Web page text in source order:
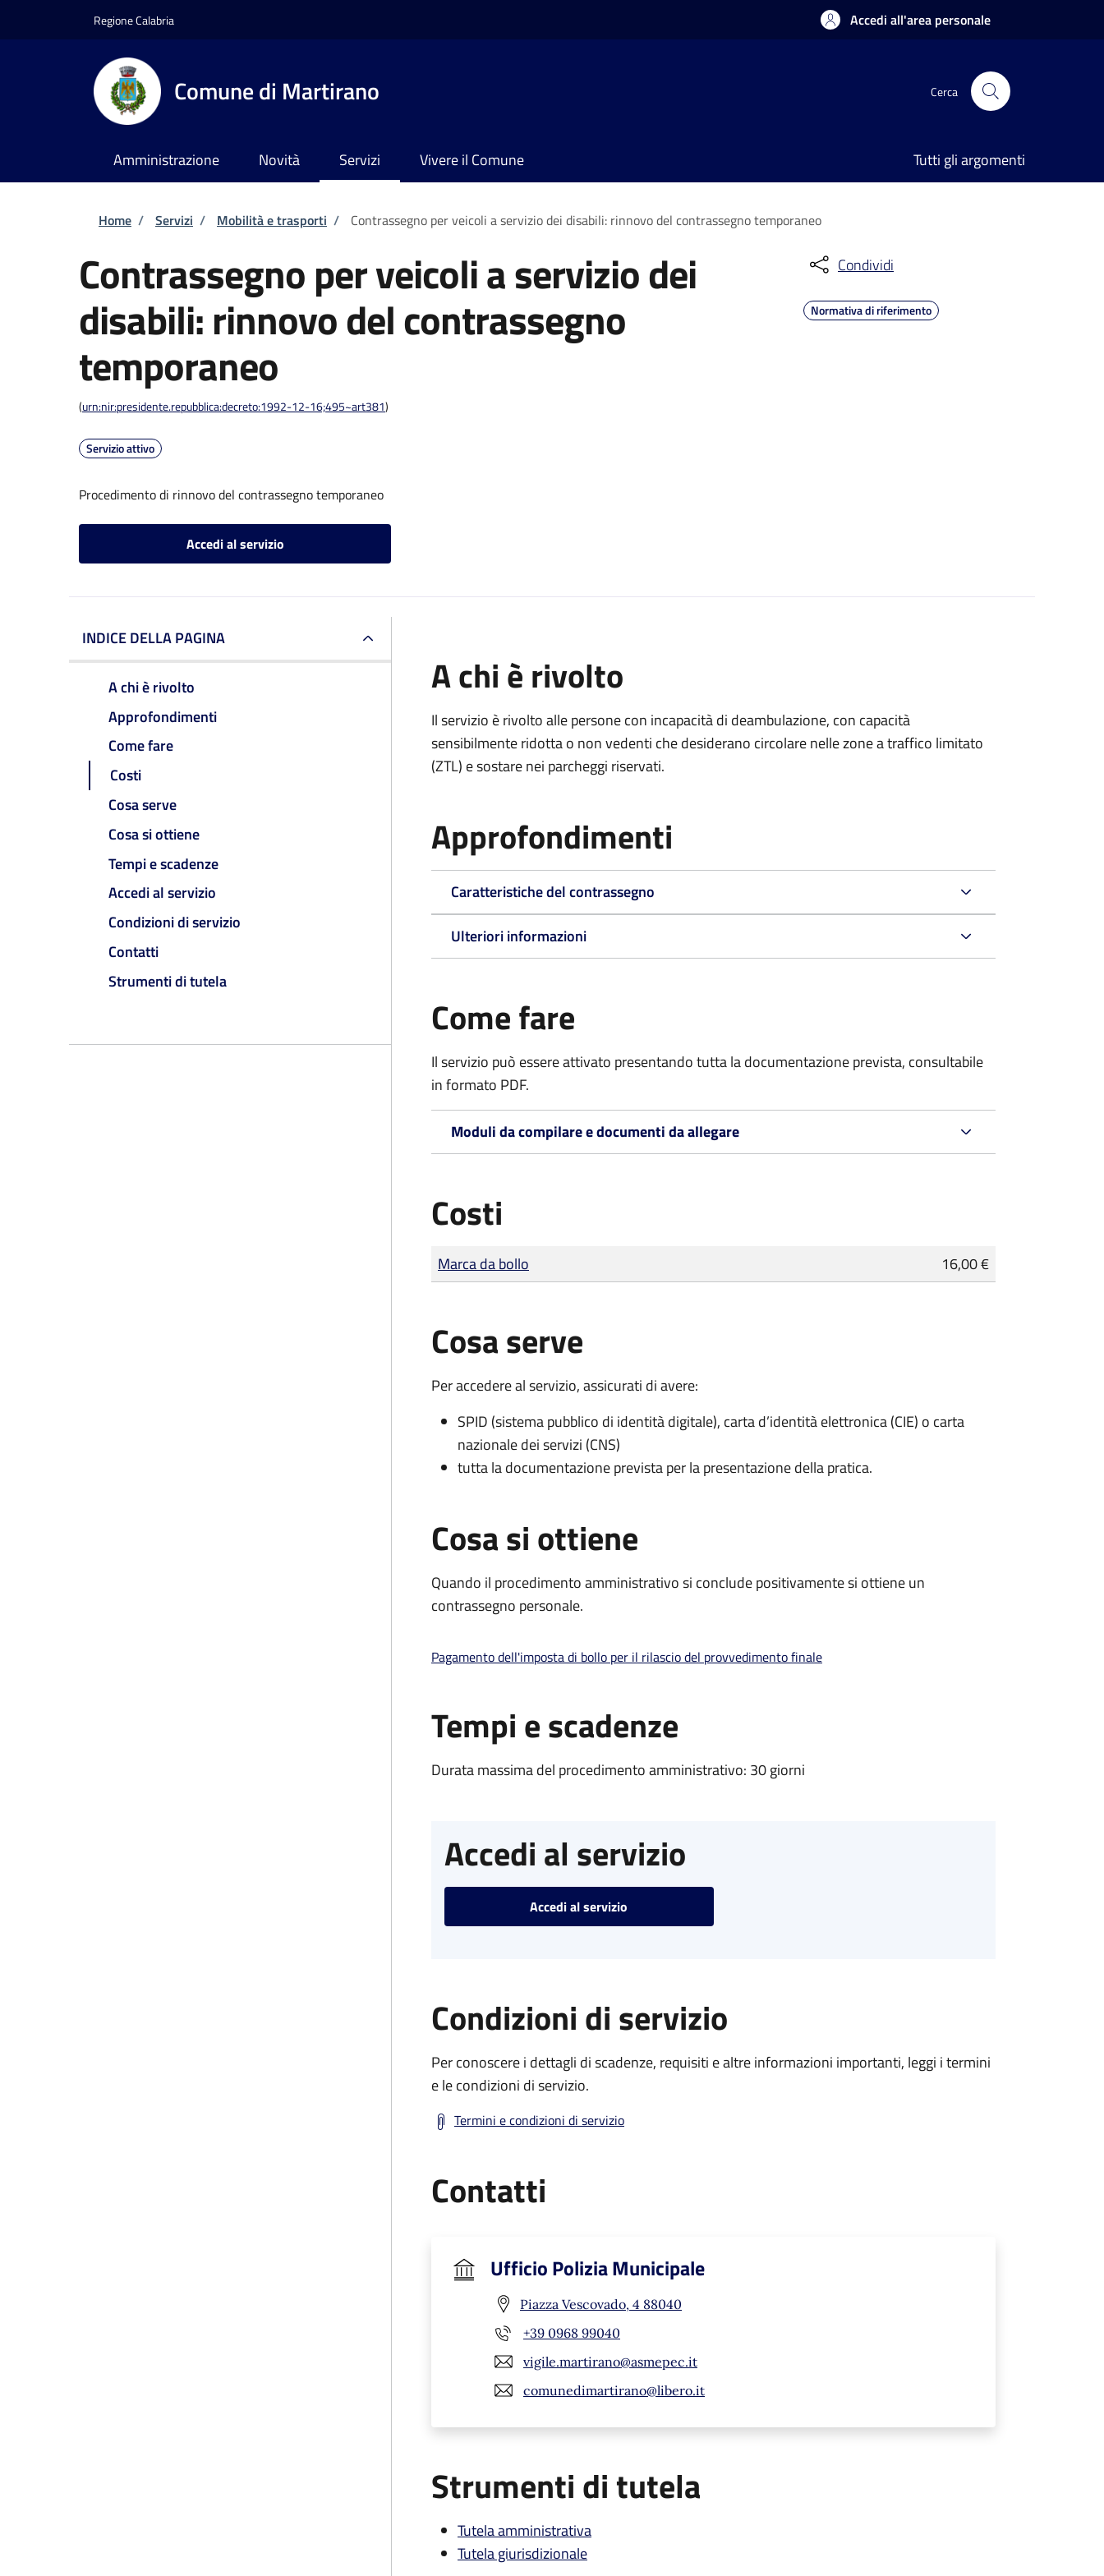
Regione Calabria Accedi all'area personale
Comune di Martirano Cerca
Amministrazione Novità Servizi Vivere il Comune Tutti gli argomenti
Briciole di pane
Home / Servizi / Mobilità e trasporti / Contrassegno per veicoli a servizio dei disabili: rinnovo del contrassegno temporaneo
Contrassegno per veicoli a servizio dei
disabili: rinnovo del contrassegno
temporaneo
(urn:nir:presidente.repubblica:decreto:1992-12-16;495~art381)
Servizio attivo
Procedimento di rinnovo del contrassegno temporaneo
Accedi al servizio
Condividi
Normativa di riferimento
INDICE DELLA PAGINA
A chi è rivolto
Approfondimenti
Come fare
Costi
Cosa serve
Cosa si ottiene
Tempi e scadenze
Accedi al servizio
Condizioni di servizio
Contatti
Strumenti di tutela
A chi è rivolto
Il servizio è rivolto alle persone con incapacità di deambulazione, con capacità
sensibilmente ridotta o non vedenti che desiderano circolare nelle zone a traffico limitato
(ZTL) e sostare nei parcheggi riservati.
Approfondimenti
Caratteristiche del contrassegno
Ulteriori informazioni
Come fare
Il servizio può essere attivato presentando tutta la documentazione prevista, consultabile
in formato PDF.
Moduli da compilare e documenti da allegare
Costi
Tipo di pagamento
Importo
Marca da bollo 16,00 €
Cosa serve
Per accedere al servizio, assicurati di avere:
SPID (sistema pubblico di identità digitale), carta d’identità elettronica (CIE) o carta
nazionale dei servizi (CNS)
tutta la documentazione prevista per la presentazione della pratica.
Cosa si ottiene
Quando il procedimento amministrativo si conclude positivamente si ottiene un
contrassegno personale.
Pagamento dell'imposta di bollo per il rilascio del provvedimento finale
Tempi e scadenze
Durata massima del procedimento amministrativo: 30 giorni
Accedi al servizio
Accedi al servizio
Condizioni di servizio
Per conoscere i dettagli di scadenze, requisiti e altre informazioni importanti, leggi i termini
e le condizioni di servizio.
Termini e condizioni di servizio
Contatti
Ufficio Polizia Municipale
Piazza Vescovado, 4 88040
+39 0968 99040
vigile.martirano@asmepec.it
comunedimartirano@libero.it
Strumenti di tutela
Tutela amministrativa
Tutela giurisdizionale